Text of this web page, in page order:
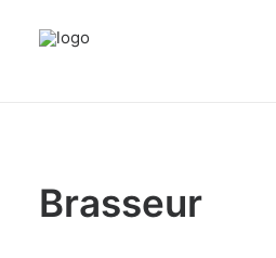
Emplois
sex videos
girl maid.free porn
Brasseur